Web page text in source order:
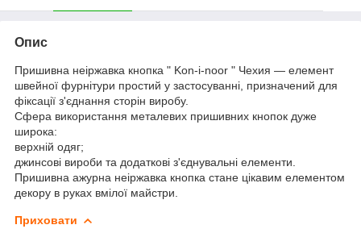
Опис
Пришивна неіржавка кнопка " Kon-i-noor " Чехия — елемент
швейної фурнітури простий у застосуванні, призначений для
фіксації з'єднання сторін виробу.
Сфера використання металевих пришивних кнопок дуже
широка:
верхній одяг;
джинсові вироби та додаткові з'єднувальні елементи.
Пришивна ажурна неіржавка кнопка стане цікавим елементом
декору в руках вмілої майстри.
Приховати